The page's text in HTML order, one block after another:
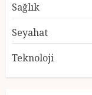
Sağlık
Seyahat
Teknoloji
5